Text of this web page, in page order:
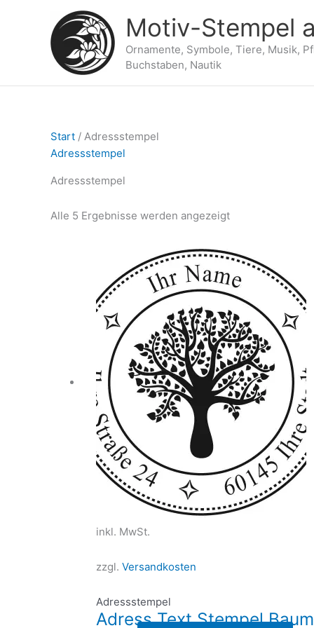
Motiv-Stempel
Ornamente, Symbole, Tiere, Musik,
Buchstaben, Nautik
Start / Adressstempel
Adressstempel
Adressstempel
Alle 5 Ergebnisse werden angezeigt
inkl. MwSt.
zzgl. Versandkosten
Adressstempel
Adress Text Stempel Baum